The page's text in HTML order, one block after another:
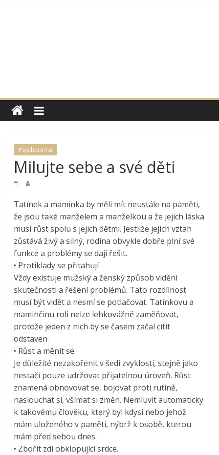
Moje
rodina
a
já
Internetová
podoba
magazínu
Moje
rodina
Psychotéma
Milujte sebe a své děti
Tatínek a maminka by měli mít neustále na paměti,
že jsou také manželem a manželkou a že jejich láska
musí růst spolu s jejich dětmi. Jestliže jejich vztah
zůstává živý a silný, rodina obvykle dobře plní své
funkce a problémy se dají řešit.
• Protiklady se přitahují
Vždy existuje mužský a ženský způsob vidění
skutečnosti a řešení problémů. Tato rozdílnost
musí být vidět a nesmí se potlačovat. Tatínkovu a
maminčinu roli nelze lehkovážně zaměňovat,
protože jeden z nich by se časem začal cítit
odstaven.
• Růst a měnit se.
Je důležité nezakořenit v šedi zvyklostí, stejně jako
nestačí pouze udržovat přijatelnou úroveň. Růst
znamená obnovovat se, bojovat proti rutině,
naslouchat si, všímat si změn. Nemluvit automaticky
k takovému člověku, který byl kdysi nebo jehož
mám uloženého v paměti, nýbrž k osobě, kterou
mám před sebou dnes.
• Zbořit zdi obklopující srdce.